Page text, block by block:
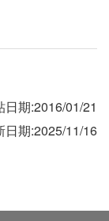
日期:2016/01/21
日期:2025/11/16